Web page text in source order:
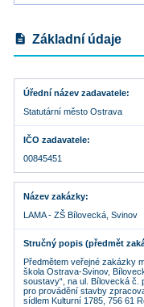
description Základní údaje
Úřední název zadavatele
Statutární město Ostrava
IČO zadavatele
00845451
Název zakázky
LAMA - ZŠ Bílovecká, Svinov
Stručný popis (předmět
Předmětem veřejné zakázky
škola Ostrava-Svinov,
soustavy“, na ul. Bílovecká č.
pro provádění stavby
sídlem Kulturní 1785, 756 61